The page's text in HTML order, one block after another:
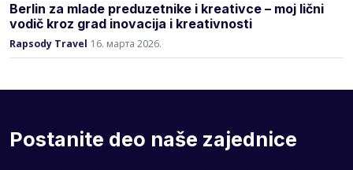
Berlin za mlade preduzetnike i kreativce – moj lični
vodič kroz grad inovacija i kreativnosti
Rapsody Travel 16. марта 2026.
Postanite deo naše zajednice